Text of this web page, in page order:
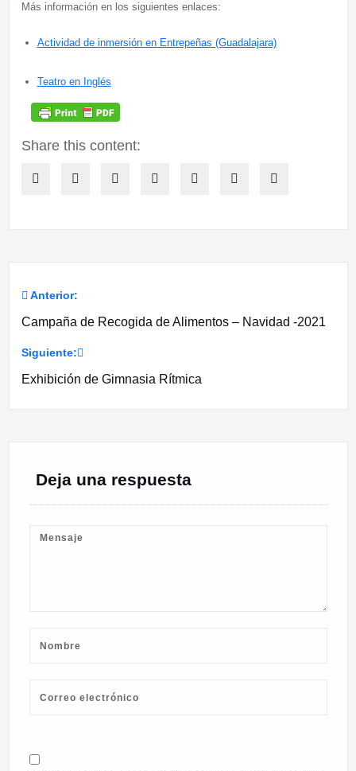
Más información en los siguientes enlaces:
Actividad de inmersión en Entrepeñas (Guadalajara)
Teatro en Inglés
Share this content:
Navegación
entradas
Anterior:
Campaña de Recogida de Alimentos – Navidad -2021
Siguiente:
Exhibición de Gimnasia Rítmica
Deja una respuesta